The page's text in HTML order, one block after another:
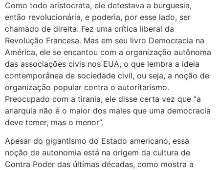
Como todo aristocrata, ele detestava a burguesia,
então revolucionária, e poderia, por esse lado, ser
chamado de direita. Fez uma crítica liberal da
Revolução Francesa. Mas em seu livro Democracia na
América, ele se encantou com a organização autônoma
das associações civis nos EUA, o que lembra a ideia
contemporânea de sociedade civil, ou seja, a noção de
organização popular contra o autoritarismo.
Preocupado com a tirania, ele disse certa vez que “a
anarquia não é o maior dos males que uma democracia
deve temer, mas o menor”.
Apesar do gigantismo do Estado americano, essa
noção de autonomia está na origem da cultura de
Contra Poder das últimas décadas, como mostra a